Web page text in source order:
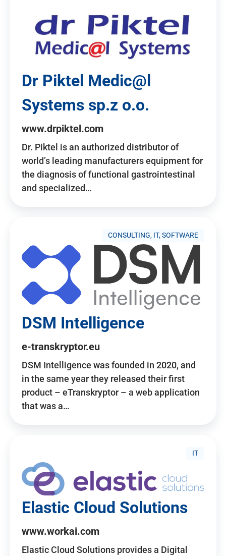
Dr Piktel Medic@l
Systems sp.z o.o.
www.drpiktel.com
Dr. Piktel is an authorized distributor of
world’s leading manufacturers equipment for
the diagnosis of functional gastrointestinal
and specialized…
CONSULTING, IT, SOFTWARE
DSM Intelligence
e-transkryptor.eu
DSM Intelligence was founded in 2020, and
in the same year they released their first
product – eTranskryptor – a web application
that was a…
IT
Elastic Cloud Solutions
www.workai.com
Elastic Cloud Solutions provides a Digital